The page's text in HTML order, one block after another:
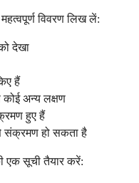
विवरण लिख लें:
देखा
हैं
अन्य लक्षण
हुए हैं
संक्रमण हो सकता है
एक सूची तैयार करें: